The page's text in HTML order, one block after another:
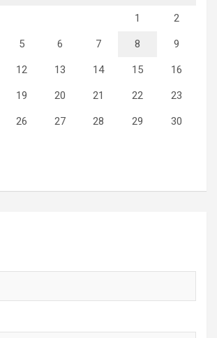
1 2
5 6 7 8 9
12 13 14 15 16
19 20 21 22 23
26 27 28 29 30